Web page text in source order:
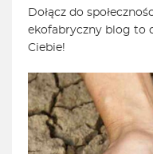
Dołącz do
ekofabryczny blog to
Ciebie!